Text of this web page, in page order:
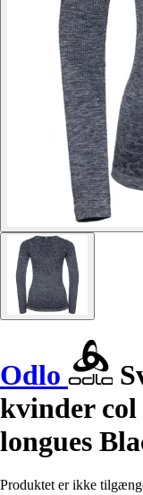
Odlo
kvinder col
longues
Produktet er ikke